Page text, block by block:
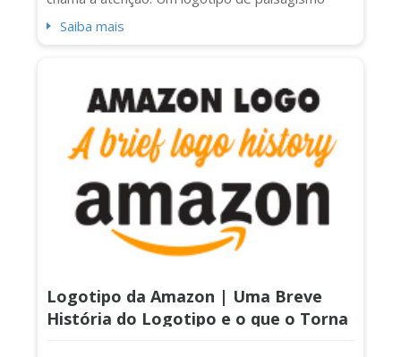
bem pensado e lindamente elaborado pode ser
potencial cliente no quarteirão. Não importa se
você é um jardineiro solitário ou uma equipe
completa...
Saiba mais
Logotipo da Amazon | Uma Breve
História do Logotipo e o que o Torna
Tão Especial?